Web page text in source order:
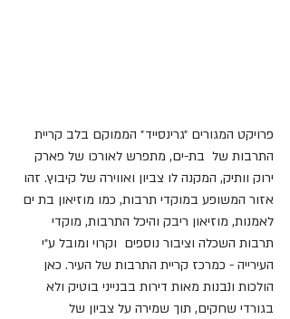
פרויקט המגורים ״גרינסייד״ הממוקם בלב קריית
התרבות של  בת-ים, מתפרש לאורכו של פארק
ירוק וותיק, המקנה לו צביון ואווירה של קיבוץ. זהו
אזור המשופע במוקדי תרבות, כמו מוזיאון בת ים
לאמנות, מוזיאון ריבק והיכל התרבות, מוקדי
תרבות השכלה וציבור נוספים  וקרוי ומובל ע״י
העירייה - כמרכז קריית התרבות של העיר. כאן
הולכות ונבנות מאות דירות בבנייני בוטיק ולא
בגורדי שחקים, תוך שמירה על צביון של